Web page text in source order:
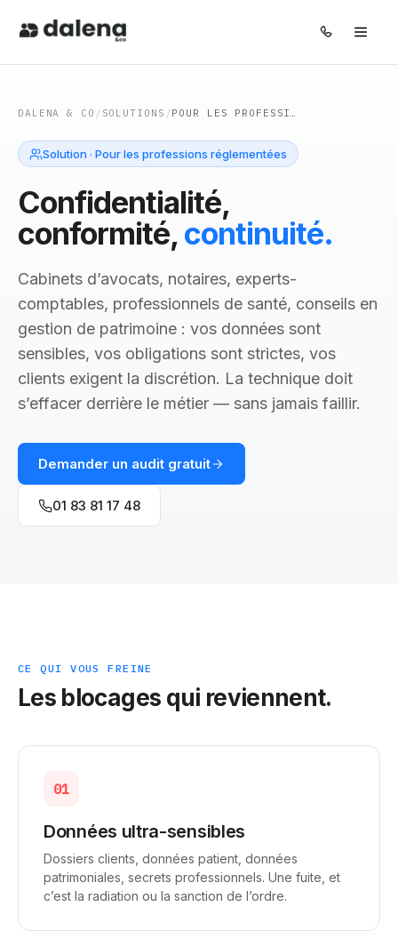
Pôles
Solutions
À propos
Journal
FR EN
DALENA & CO / SOLUTIONS / POUR LES PROFESSIONS RÉGLEMENTÉES
Solution· Pour les professions réglementées
Confidentialité,
conformité, continuité.
Cabinets d’avocats, notaires, experts-
comptables, professionnels de santé, conseils en
gestion de patrimoine : vos données sont
sensibles, vos obligations sont strictes, vos
clients exigent la discrétion. La technique doit
s’effacer derrière le métier — sans jamais faillir.
Demander un audit gratuit
01 83 81 17 48
CE QUI VOUS FREINE
Les blocages qui reviennent.
01
Données ultra-sensibles
Dossiers clients, données patient, données
patrimoniales, secrets professionnels. Une fuite, et
c’est la radiation ou la sanction de l’ordre.